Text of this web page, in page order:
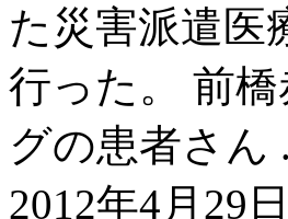
た災害派遣医
行った。 前
グの患者さん
2012年4月29